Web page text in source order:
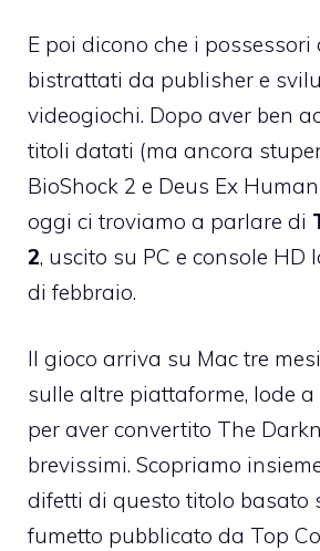
E poi dicono che i possessori
bistrattati da publisher e
videogiochi. Dopo aver ben
titoli datati (ma ancora
BioShock 2 e Deus Ex
oggi ci troviamo a parlare di
2, uscito su PC e console HD
di febbraio.
Il gioco arriva su Mac tre
sulle altre piattaforme, lode
per aver convertito The
brevissimi. Scopriamo
difetti di questo titolo basato
fumetto pubblicato da Top